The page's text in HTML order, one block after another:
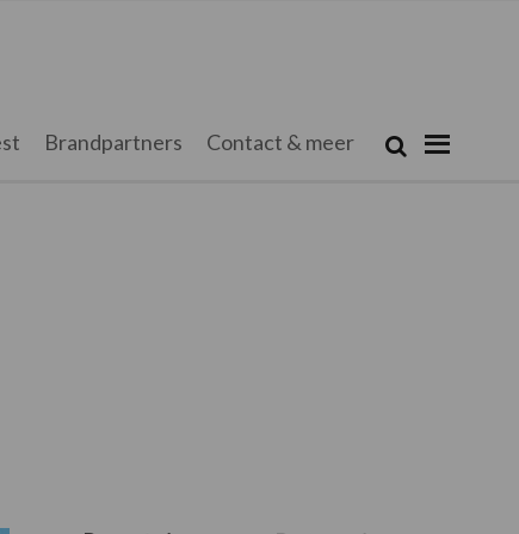
Brandpartners Contact & meer Zoek